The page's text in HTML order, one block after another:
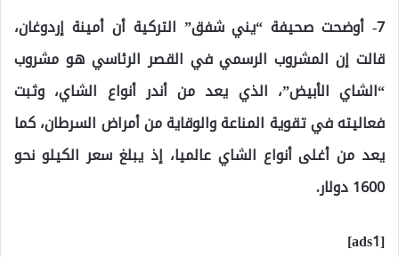
7- أوضحت صحيفة “يني شفق” التركية أن أمينة إردوغان،
قالت إن المشروب الرسمي في القصر الرئاسي هو مشروب
“الشاي الأبيض”، الذي يعد من أندر أنواع الشاي، وثبت
فعاليته في تقوية المناعة والوقاية من أمراض السرطان، كما
يعد من أغلى أنواع الشاي عالميا، إذ يبلغ سعر الكيلو نحو
1600 دولار.
[ads1]